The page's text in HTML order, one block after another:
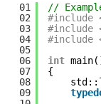
01
02
03
04
05
06
07
08
09
//
#include
#include
#include
int
{